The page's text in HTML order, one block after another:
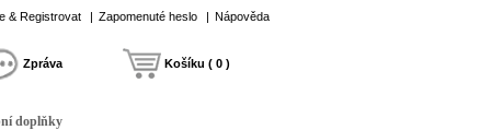
& Registrovat | Zapomenuté heslo | Nápověda
Zpráva Košíku ( 0 )
doplňky